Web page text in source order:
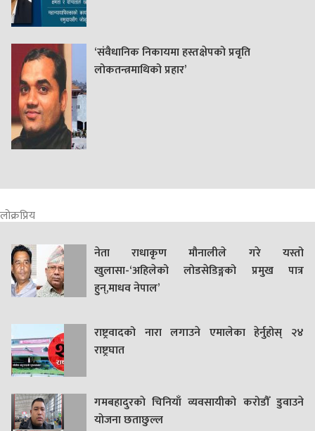
‘संवैधानिक निकायमा हस्तक्षेपको प्रवृति
लोकतन्त्रमाथिको प्रहार’
लोक्रप्रिय
नेता राधाकृण मौनालीले गरे यस्तो
खुलासा-‘अहिलेको लोडसेडिङ्गको प्रमुख पात्र
हुन्,माधव नेपाल’
राष्ट्रवादको नारा लगाउने एमालेका हेर्नुहोस् २४
राष्ट्रघात
गमबहादुरकाे चिनियाँ व्यवसायीको करोडौँ डुवाउने
याेजना छताछुल्ल